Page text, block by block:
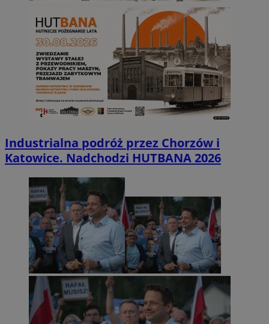
Industrialna podróż przez Chorzów i
Katowice. Nadchodzi HUTBANA 2026